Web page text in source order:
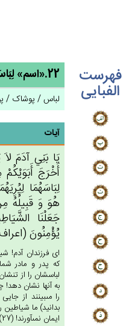
فهرست
الفبایی
22.«اسم» لِبَاس‌َ [2] ← لبس
لباس / پوشاک
آیات
يَا بَنِي‌ آدَم‌َ
أَخْرَج‌َ أَبَوَيْكُمْ‌
لِبَاسَهُمَا
هُوَ وَ قَبِيلُه‌ُ
جَعَلْنَا
يُؤْمِنُون‌َ (اعراف:
اى فرزندان آدم!
كه پدر و مادر
لباسشان را از
به آنها نشان
را مى‏بينند از
بدانيد) ما شياطين
ايمان نمى‏آورند! (27)